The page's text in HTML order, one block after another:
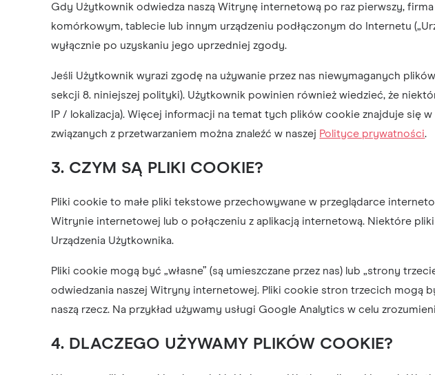
Gdy Użytkownik odwiedza naszą Witrynę internetową po raz pierwszy,
komórkowym, tablecie lub innym urządzeniu podłączonym do Internetu
wyłącznie po uzyskaniu jego uprzedniej zgody.
Jeśli Użytkownik wyrazi zgodę na używanie przez nas niewymaganych
sekcji 8. niniejszej polityki). Użytkownik powinien również wiedzieć, że
IP / lokalizacja). Więcej informacji na temat tych plików cookie znajduje się
związanych z przetwarzaniem można znaleźć w naszej Polityce prywatności.
3. CZYM SĄ PLIKI COOKIE?
Pliki cookie to małe pliki tekstowe przechowywane w przeglądarce
Witrynie internetowej lub o połączeniu z aplikacją internetową. Niektóre
Urządzenia Użytkownika.
Pliki cookie mogą być „własne” (są umieszczane przez nas) lub „strony
odwiedzania naszej Witryny internetowej. Pliki cookie stron trzecich mogą
naszą rzecz. Na przykład używamy usługi Google Analytics w celu
4. DLACZEGO UŻYWAMY PLIKÓW COOKIE?